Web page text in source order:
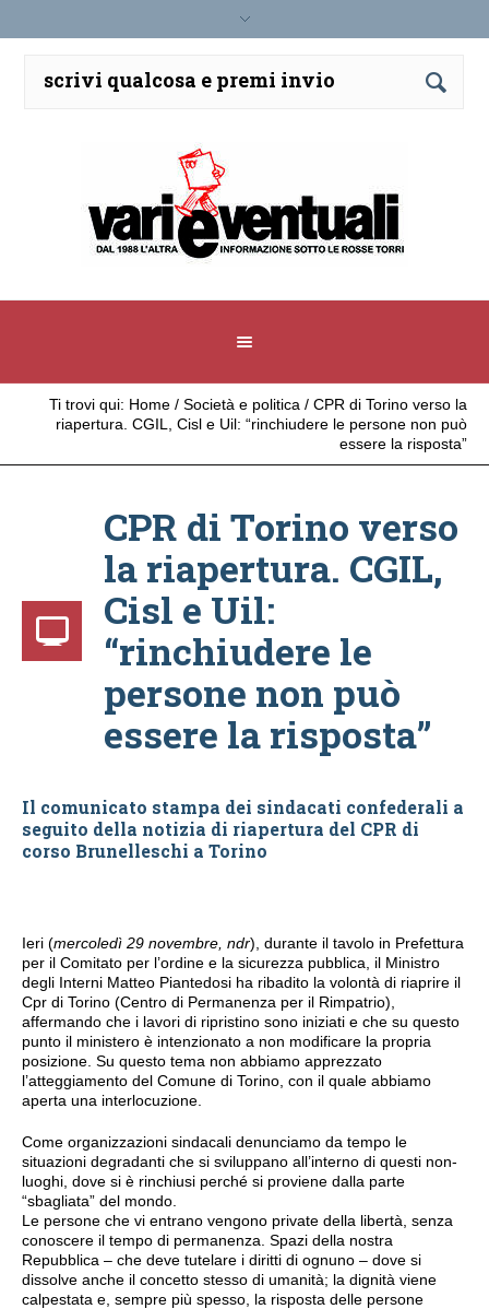
Ti trovi qui: Home / Società e politica / CPR di Torino verso la
riapertura. CGIL, Cisl e Uil: “rinchiudere le persone non può
essere la risposta”
CPR di Torino verso
la riapertura. CGIL,
Cisl e Uil:
“rinchiudere le
persone non può
essere la risposta”
Il comunicato stampa dei sindacati confederali a
seguito della notizia di riapertura del CPR di
corso Brunelleschi a Torino
Ieri (mercoledì 29 novembre, ndr), durante il tavolo in Prefettura
per il Comitato per l’ordine e la sicurezza pubblica, il Ministro
degli Interni Matteo Piantedosi ha ribadito la volontà di riaprire il
Cpr di Torino (Centro di Permanenza per il Rimpatrio),
affermando che i lavori di ripristino sono iniziati e che su questo
punto il ministero è intenzionato a non modificare la propria
posizione. Su questo tema non abbiamo apprezzato
l’atteggiamento del Comune di Torino, con il quale abbiamo
aperta una interlocuzione.
Come organizzazioni sindacali denunciamo da tempo le
situazioni degradanti che si sviluppano all’interno di questi non-
luoghi, dove si è rinchiusi perché si proviene dalla parte
“sbagliata” del mondo.
Le persone che vi entrano vengono private della libertà, senza
conoscere il tempo di permanenza. Spazi della nostra
Repubblica – che deve tutelare i diritti di ognuno – dove si
dissolve anche il concetto stesso di umanità; la dignità viene
calpestata e, sempre più spesso, la risposta delle persone